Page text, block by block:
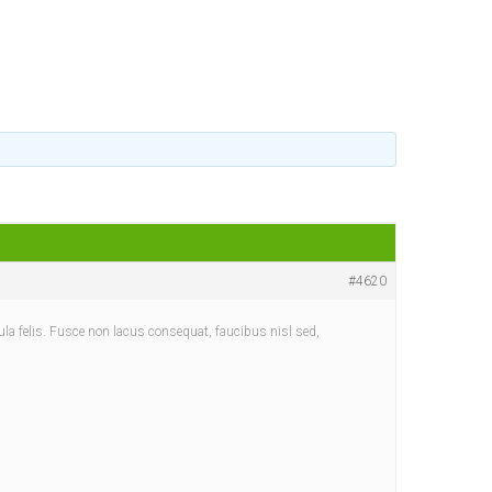
#4620
felis. Fusce non lacus consequat, faucibus nisl sed,